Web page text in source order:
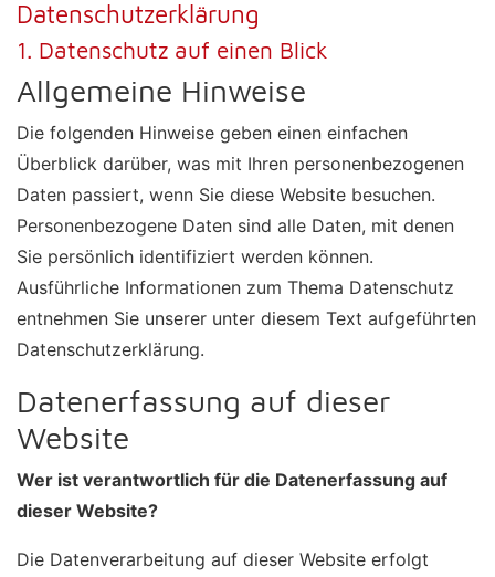
Datenschutz­erklärung
1. Datenschutz auf einen Blick
Allgemeine Hinweise
Die folgenden Hinweise geben einen einfachen
Überblick darüber, was mit Ihren personenbezogenen
Daten passiert, wenn Sie diese Website besuchen.
Personenbezogene Daten sind alle Daten, mit denen
Sie persönlich identifiziert werden können.
Ausführliche Informationen zum Thema Datenschutz
entnehmen Sie unserer unter diesem Text aufgeführten
Datenschutzerklärung.
Datenerfassung auf dieser
Website
Wer ist verantwortlich für die Datenerfassung auf
dieser Website?
Die Datenverarbeitung auf dieser Website erfolgt